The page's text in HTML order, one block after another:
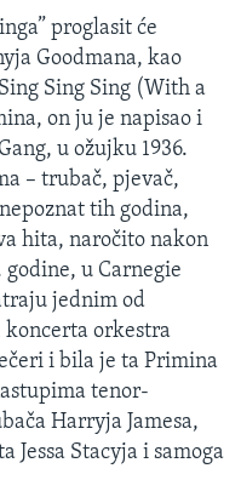
proglasit će
Goodmana, kao
Sing Sing (With a
on ju je napisao i
u ožujku 1936.
– trubač, pjevač,
tih godina,
hita, naročito nakon
godine, u Carnegie
jednim od
orkestra
i bila je ta Primina
tenor-
Harryja Jamesa,
Jessa Stacyja i samoga